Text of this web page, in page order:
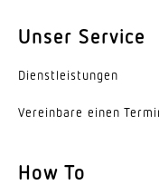
Unser Service
Dienst­leis­tungen
Vereinbare einen
How To